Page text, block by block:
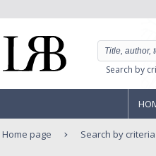
Search by
Home page Search by criteria